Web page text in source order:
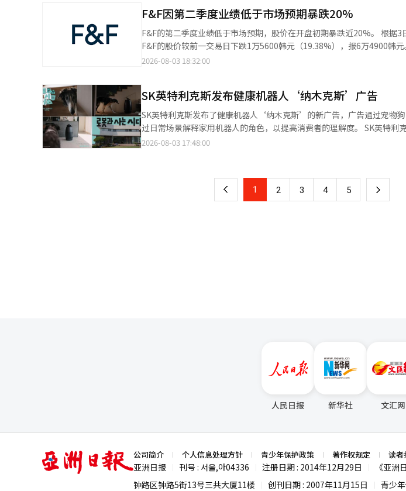
任。” 他还表示：“此次运营体系的调整不仅是解决短期问题的措施，更是为了重建Tble的中长期增长基础。我们
将利用数据和AI技术，但优先考虑用户信任和负责任的运营。” Tble与比特里公司将同步推进运营稳定化工作、基
于数据的营销分析、AI自动化技术和广告运营系统的改善。为了使技术
分正常化时间表和新的结算政策顺利实施将是首要任务。※ 本报道经人工
过整理网页上分散的信息，使AI能够读取，从而减少店铺营业时间、位置和购物优
行的外国游客，乐天百货将与大弘企划展开户外广告。在仁川国际机场
导AI搜索的广告。 游客看到广告后，如果在生成型AI中搜索“首尔购物优惠”或“雨天在首尔值得去的地方”，将推
荐外国游客专属服务“乐天旅游会员”及附近店铺信息，以及乐天城蚕室
店铺访问和商品购买连接起来。 乐天百货还在增强其自有AI购物聊天机器人“达斯汀”的外语功能。从4月起，已推
线。 在外国游客较多的店铺中，设置了可以直接访问达斯汀的二维码。未来将增加基于语音识别的对话功能，使游客
无需在智能手机上输入文字即可找到购物信息。 乐天百货市场部部长朴相宇表示：“我们将继续扩展适应AI时代的购
物信息和客户体验，提供符合韩国代表性百货商店的全球购物体验。”
辑。
注，更折射出全球内容产业竞争格局正在发生变化。过去依赖本土平台
破语言和地域限制，加速进入韩国及全球市场。 不过，中国电视剧受到韩国观众关注并非首次。从上世纪90年代的
《包青天》《还珠格格》，到《琅琊榜》《步步惊心》，中国电视剧始终
过去传播更多依赖电视台引进或中国本土视频网站，难以形成持续影响力。 如今，全球在线视频服务（OTT）的
展正在改变这一局面。《逐玉》今年3月在腾讯视频、爱奇艺与奈飞同步
系。 与此同时，平台算法也在重塑中国电视剧的海外传播路径。过去海外观众需要主动寻找作品，如今更多通过平台
推荐接触内容，中国电视剧因此获得更多曝光机会，也更容易突破原有受众圈层。 平台之外，演员个人
为推动中国电视剧海外传播的重要因素。随着《逐玉》热播，主演张凌
开始主动搜索其过往作品，《苍兰诀》《宁安如梦》等再次受到关注，
应。 业内认为，与过去观众只关注作品不同，如今“演员+平台+社交媒体”共同构建起新的粉丝生态，进一步延长
IP开发链条正成为中国电视剧国际化的重要支撑。 相比之下，韩国虽然拥有世界领先的影视制作能力，却长期依赖奈
飞等国际平台进行全球发行。平台在投入制作资金的同时，也掌握着全
F&F因第二季度业绩低于市场预期暴跌20%
F&F的第二季度业绩低于市场预期，股价在开盘初期暴跌近20%。 根据3日韩国交易所的数据，截至上午9时16分，
F&F的股价较前一交易日下跌1万5600韩元（19.38%），报6万4900韩元。 F&F在上月31日收盘后公告称，2023
第二季度合并营业收入为3996亿韩元，营业利润为865亿韩元。与去年同
利润低于约12%。韩华投资证券当天将F&F的目标股价从10万5000韩元下调至10万韩元。 韩
协分析称：“得益于国内消费的强劲和入境游客的增加，MLB和儿童品
但中国法人的营业收入增长率仅为4%，成为业绩不佳的主要原因。” 他进一步指出：“尽管人民币升值，但总部的
库存调整政策仍在继续，未能达到最初预期的两位数增长。此外，广告
影响了盈利能力。” 他还表示，预计下半年对中国法人的预期需要适度下调。他指出：“中国消费逐步改善，但总部
回报政策，如扩大分红。”※ 本报道经人工智能（AI）系统翻译与编辑。
2026-08-03 18:32:00
SK英特利克斯发布健康机器人‘纳木克斯’广告
SK英特利克斯发布了健康机器人‘纳木克斯’的新广告，广告通过宠物
过日常场景解释家用机器人的角色，以提高消费者的理解度。 SK英特利克斯于3日表示，推出了以“与机器人共存的
时代”为主题的纳木克斯广告。 广告以宠物狗的视角观察纳木克斯，避免直接列举产品功能，而是将其与宠物狗在家
释，能够找到污染源并管理空气质量。 SK英特利克斯强调，纳木克斯不仅仅是执行命令的设备，而是能够识别人与
环境并提供服务的生活型机器人。 纳木克斯将空气净化、健康监测和安全功能整合在一台设备中，扩大了家用机器人
的应用范围，从移动生活家电转变为健康平台。 纳木克斯基于自主驾驶和语音控制进行操作，支持AI空气净化服务和
2026-08-03 17:48:00
上 1 2 3 4 5 下
人民日报 新华社 文汇网
亚
洲
日
公司简介 个人信息处理方针 青少年保护政策 著作权规定 读者
亚洲日报 刊号 : 서울,아04336 注册日期 : 2014年12月29日 《亚洲
钟路区钟路5街13号三共大厦11楼
创刊日期 : 2007年11月15日 青少